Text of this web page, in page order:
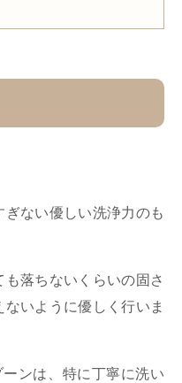
ない優しい洗浄力のも
落ちないくらいの固さ
いように優しく行いま
ンは、特に丁寧に洗い